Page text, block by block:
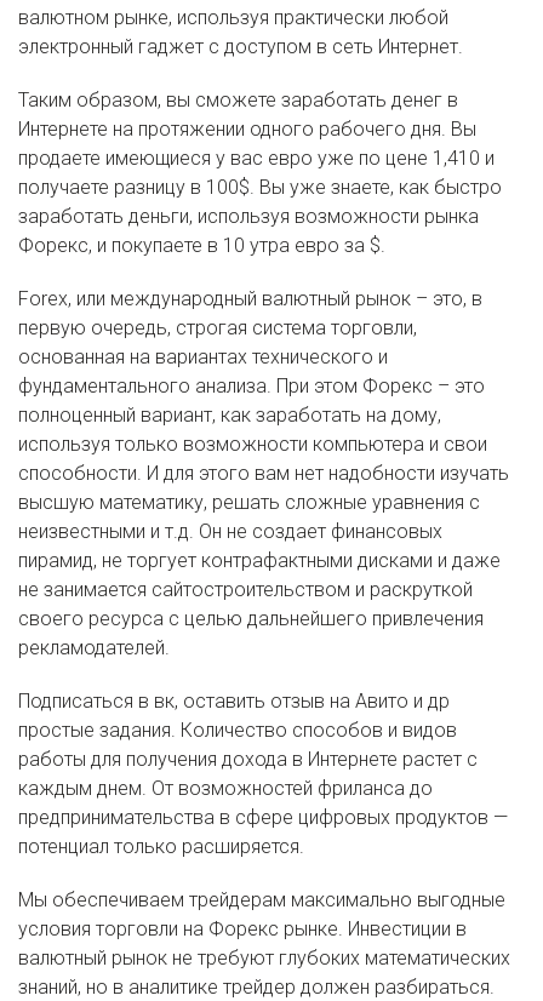
валютном рынке, используя практически любой
электронный гаджет с доступом в сеть Интернет.
Таким образом, вы сможете заработать денег в
Интернете на протяжении одного рабочего дня. Вы
продаете имеющиеся у вас евро уже по цене 1,410 и
получаете разницу в 100$. Вы уже знаете, как быстро
заработать деньги, используя возможности рынка
Форекс, и покупаете в 10 утра евро за $.
Forex, или международный валютный рынок – это, в
первую очередь, строгая система торговли,
основанная на вариантах технического и
фундаментального анализа. При этом Форекс – это
полноценный вариант, как заработать на дому,
используя только возможности компьютера и свои
способности. И для этого вам нет надобности изучать
высшую математику, решать сложные уравнения с
неизвестными и т.д. Он не создает финансовых
пирамид, не торгует контрафактными дисками и даже
не занимается сайтостроительством и раскруткой
своего ресурса с целью дальнейшего привлечения
рекламодателей.
Подписаться в вк, оставить отзыв на Авито и др
простые задания. Количество способов и видов
работы для получения дохода в Интернете растет с
каждым днем. От возможностей фриланса до
предпринимательства в сфере цифровых продуктов —
потенциал только расширяется.
Мы обеспечиваем трейдерам максимально выгодные
условия торговли на Форекс рынке. Инвестиции в
валютный рынок не требуют глубоких математических
знаний, но в аналитике трейдер должен разбираться.